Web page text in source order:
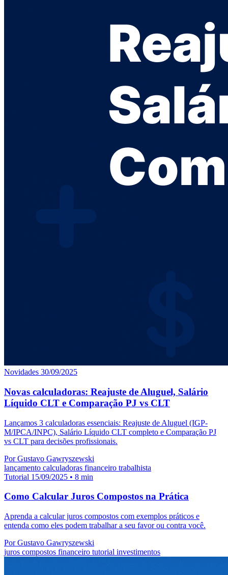
Novidades 30/09/2025
Novas calculadoras: Reajuste de Aluguel, Salário
Líquido CLT e Comparação PJ vs CLT
Lançamos 3 calculadoras essenciais: Reajuste de Aluguel (IGP-
M/IPCA/INPC), Salário Líquido CLT completo e Comparação PJ
vs CLT para decisões profissionais.
Por Gustavo Gawryszewski
lançamento calculadoras financeiro trabalhista
Tutorial 15/09/2025 • 8 min
Como Calcular Juros Compostos na Prática
Aprenda a calcular juros compostos com exemplos práticos e
entenda como eles podem trabalhar a seu favor ou contra você.
Por Gustavo Gawryszewski
juros compostos financeiro tutorial investimentos